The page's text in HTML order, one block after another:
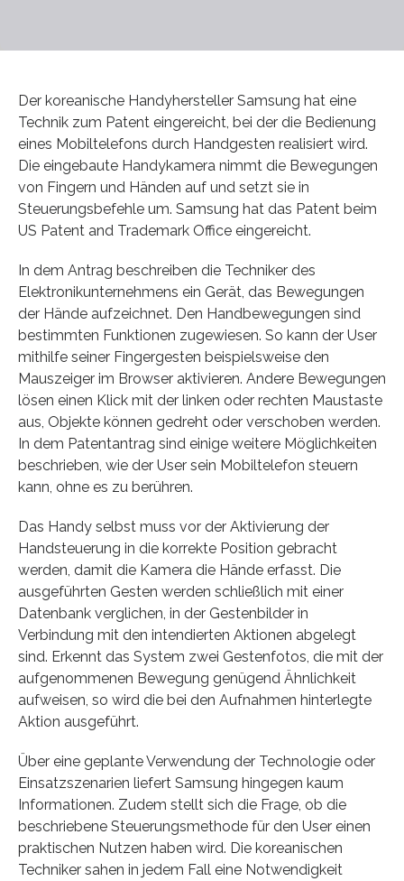
Der koreanische Handyhersteller Samsung hat eine
Technik zum Patent eingereicht, bei der die Bedienung
eines Mobiltelefons durch Handgesten realisiert wird.
Die eingebaute Handykamera nimmt die Bewegungen
von Fingern und Händen auf und setzt sie in
Steuerungsbefehle um. Samsung hat das Patent beim
US Patent and Trademark Office eingereicht.
In dem Antrag beschreiben die Techniker des
Elektronikunternehmens ein Gerät, das Bewegungen
der Hände aufzeichnet. Den Handbewegungen sind
bestimmten Funktionen zugewiesen. So kann der User
mithilfe seiner Fingergesten beispielsweise den
Mauszeiger im Browser aktivieren. Andere Bewegungen
lösen einen Klick mit der linken oder rechten Maustaste
aus, Objekte können gedreht oder verschoben werden.
In dem Patentantrag sind einige weitere Möglichkeiten
beschrieben, wie der User sein Mobiltelefon steuern
kann, ohne es zu berühren.
Das Handy selbst muss vor der Aktivierung der
Handsteuerung in die korrekte Position gebracht
werden, damit die Kamera die Hände erfasst. Die
ausgeführten Gesten werden schließlich mit einer
Datenbank verglichen, in der Gestenbilder in
Verbindung mit den intendierten Aktionen abgelegt
sind. Erkennt das System zwei Gestenfotos, die mit der
aufgenommenen Bewegung genügend Ähnlichkeit
aufweisen, so wird die bei den Aufnahmen hinterlegte
Aktion ausgeführt.
Über eine geplante Verwendung der Technologie oder
Einsatzszenarien liefert Samsung hingegen kaum
Informationen. Zudem stellt sich die Frage, ob die
beschriebene Steuerungsmethode für den User einen
praktischen Nutzen haben wird. Die koreanischen
Techniker sahen in jedem Fall eine Notwendigkeit